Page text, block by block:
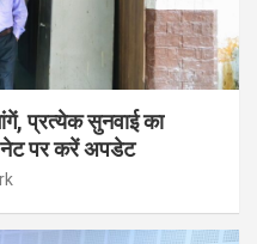
प्रत्येक सुनवाई का
पर करें अपडेट